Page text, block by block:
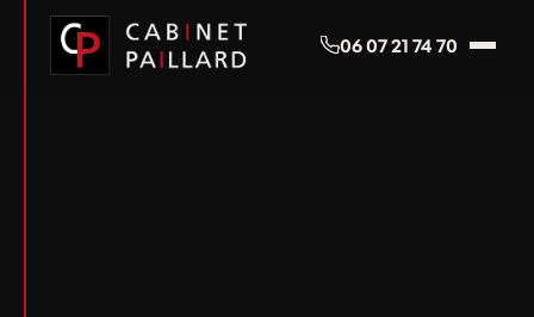
06 07 21 74 70
Panneau de gestion des cookies